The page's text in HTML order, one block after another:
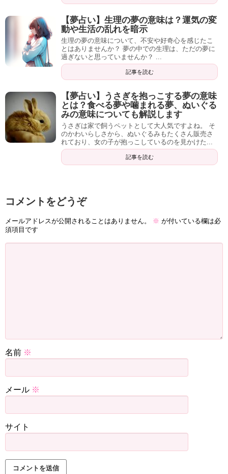
【夢占い】生理の夢の意味は？運気の変
動や生活の乱れを暗示
生理の夢の意味について、不安や好奇心を感じたこ
とはありませんか？ 夢の中での生理は、ただの夢に
過ぎないと思っていませんか？ ...
記事を読む
【夢占い】うさぎを抱っこする夢の意味
とは？食べる夢や噛まれる夢、ぬいぐる
みの意味についても解説します
うさぎは家で飼うペットとして大人気ですよね。 そ
のかわいらしさから、ぬいぐるみもたくさん販売さ
れており、女の子が抱っこしているのを見かけた...
記事を読む
コメントをどうぞ
メールアドレスが公開されることはありません。 ※ が付いている欄は必
須項目です
名前 ※
メール ※
サイト